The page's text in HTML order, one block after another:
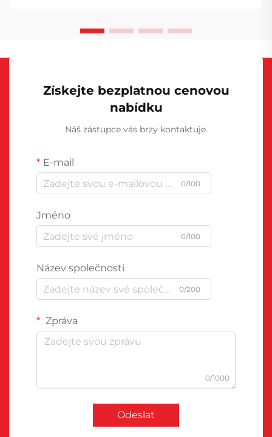
Získejte bezplatnou cenovou
nabídku
Náš zástupce vás brzy kontaktuje.
E-mail
0/100
Jméno
0/100
Název společnosti
0/200
Zpráva
0/1000
Odeslat